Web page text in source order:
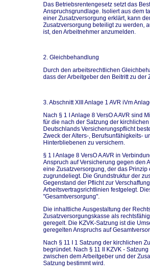
Das Betriebsrentengesetz setzt das
Anspruchsgrundlage. Isoliert aus dem
einer Zusatzversorgung erklärt, kann
Zusatzversorgung beteiligt zu werden,
ist, den Arbeitnehmer anzumelden.
2. Gleichbehandlung
Durch den arbeitsrechtlichen
dass der Arbeitgeber den Beitritt zu
3. Abschnitt XIII Anlage 1 AVR iVm
Nach § 1 I Anlage 8 VersO A AVR sind
für die nach der Satzung der
Deutschlands Versicherungspflicht
Zweck der Alters-, Berufsunfähigkeits-
Hinterbliebenen zu versichern.
§ 1 I Anlage 8 VersO A AVR in
Anspruch auf Versicherung gegen den
eine Zusatzversorgung, der das
zugrundeliegt. Die Grundstruktur der
Gegenstand der Pflicht zur
Arbeitsvertragsrichtlinien festgelegt.
"Gesamtversorgung".
Die inhaltliche Ausgestaltung der
Zusatzversorgungskasse als
geregelt. Die KZVK-Satzung ist die
geregelten Anspruchs auf
Nach § 11 I 1 Satzung der kirchlichen
begründet. Nach § 11 II KZVK -
zwischen dem Arbeitgeber und der
Satzung bestimmt wird.